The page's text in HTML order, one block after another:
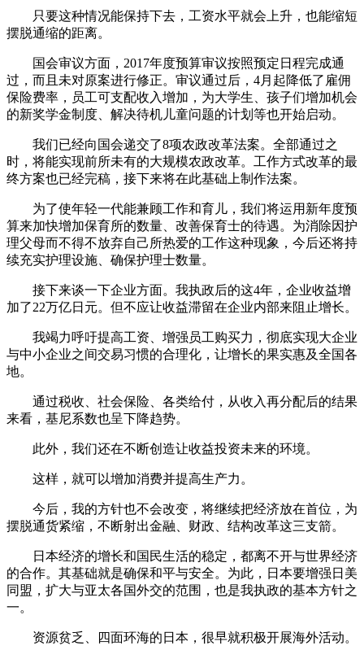
只要这种情况能保持下去，工资水平就会上升，也能缩短
摆脱通缩的距离。
国会审议方面，2017年度预算审议按照预定日程完成通
过，而且未对原案进行修正。审议通过后，4月起降低了雇佣
保险费率，员工可支配收入增加，为大学生、孩子们增加机会
的新奖学金制度、解决待机儿童问题的计划等也开始启动。
我们已经向国会递交了8项农政改革法案。全部通过之
时，将能实现前所未有的大规模农政改革。工作方式改革的最
终方案也已经完稿，接下来将在此基础上制作法案。
为了使年轻一代能兼顾工作和育儿，我们将运用新年度预
算来加快增加保育所的数量、改善保育士的待遇。为消除因护
理父母而不得不放弃自己所热爱的工作这种现象，今后还将持
续充实护理设施、确保护理士数量。
接下来谈一下企业方面。我执政后的这4年，企业收益增
加了22万亿日元。但不应让收益滞留在企业内部来阻止增长。
我竭力呼吁提高工资、增强员工购买力，彻底实现大企业
与中小企业之间交易习惯的合理化，让增长的果实惠及全国各
地。
通过税收、社会保险、各类给付，从收入再分配后的结果
来看，基尼系数也呈下降趋势。
此外，我们还在不断创造让收益投资未来的环境。
这样，就可以增加消费并提高生产力。
今后，我的方针也不会改变，将继续把经济放在首位，为
摆脱通货紧缩，不断射出金融、财政、结构改革这三支箭。
日本经济的增长和国民生活的稳定，都离不开与世界经济
的合作。其基础就是确保和平与安全。为此，日本要增强日美
同盟，扩大与亚太各国外交的范围，也是我执政的基本方针之
一。
资源贫乏、四面环海的日本，很早就积极开展海外活动。